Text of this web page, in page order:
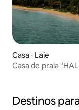
Casa ⋅ Laie
Casa de praia
Destinos